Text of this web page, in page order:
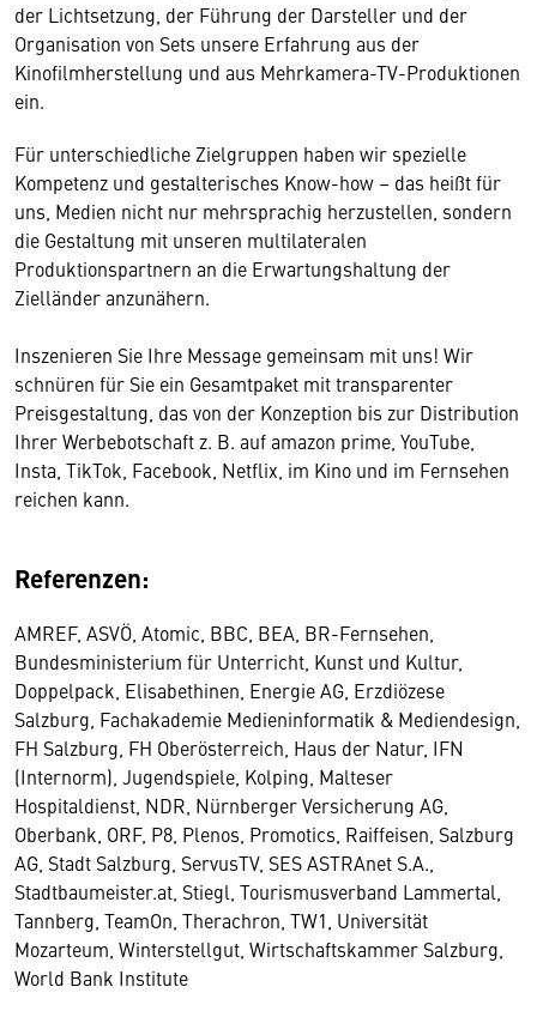
der Lichtsetzung, der Führung der Darsteller und der
Organisation von Sets unsere Erfahrung aus der
Kinofilmherstellung und aus Mehrkamera-TV-Produktionen
ein.
Für unterschiedliche Zielgruppen haben wir spezielle
Kompetenz und gestalterisches Know-how – das heißt für
uns, Medien nicht nur mehrsprachig herzustellen, sondern
die Gestaltung mit unseren multilateralen
Produktionspartnern an die Erwartungshaltung der
Zielländer anzunähern.
Inszenieren Sie Ihre Message gemeinsam mit uns! Wir
schnüren für Sie ein Gesamtpaket mit transparenter
Preisgestaltung, das von der Konzeption bis zur Distribution
Ihrer Werbebotschaft z. B. auf amazon prime, YouTube,
Insta, TikTok, Facebook, Netflix, im Kino und im Fernsehen
reichen kann.
Referenzen:
AMREF, ASVÖ, Atomic, BBC, BEA, BR-Fernsehen,
Bundesministerium für Unterricht, Kunst und Kultur,
Doppelpack, Elisabethinen, Energie AG, Erzdiözese
Salzburg, Fachakademie Medieninformatik & Mediendesign,
FH Salzburg, FH Oberösterreich, Haus der Natur, IFN
(Internorm), Jugendspiele, Kolping, Malteser
Hospitaldienst, NDR, Nürnberger Versicherung AG,
Oberbank, ORF, P8, Plenos, Promotics, Raiffeisen, Salzburg
AG, Stadt Salzburg, ServusTV, SES ASTRAnet S.A.,
Stadtbaumeister.at, Stiegl, Tourismusverband Lammertal,
Tannberg, TeamOn, Therachron, TW1, Universität
Mozarteum, Winterstellgut, Wirtschaftskammer Salzburg,
World Bank Institute